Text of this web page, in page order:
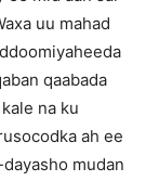
uu mahad
qaabada
na ku
ah ee
mudan